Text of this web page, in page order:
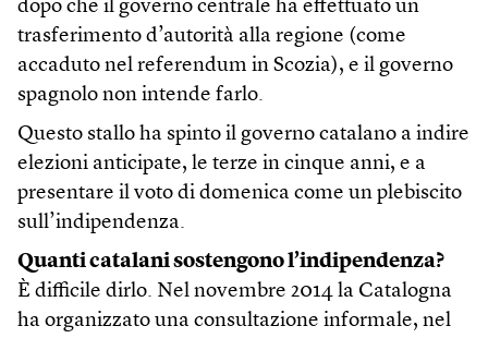
dopo che il governo centrale ha effettuato un
trasferimento d’autorità alla regione (come
accaduto nel referendum in Scozia), e il governo
spagnolo non intende farlo.
Questo stallo ha spinto il governo catalano a indire
elezioni anticipate, le terze in cinque anni, e a
presentare il voto di domenica come un plebiscito
sull’indipendenza.
Quanti catalani sostengono l’indipendenza?
È difficile dirlo. Nel novembre 2014 la Catalogna
ha organizzato una consultazione informale, nel